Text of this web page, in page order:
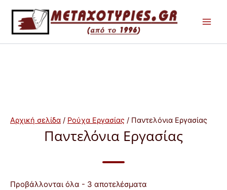
περιεχόμενο
Αρχική σελίδα / Ρούχα Εργασίας / Παντελόνια Εργασίας
Παντελόνια Εργασίας
Προβάλλονται όλα - 3 αποτελέσματα